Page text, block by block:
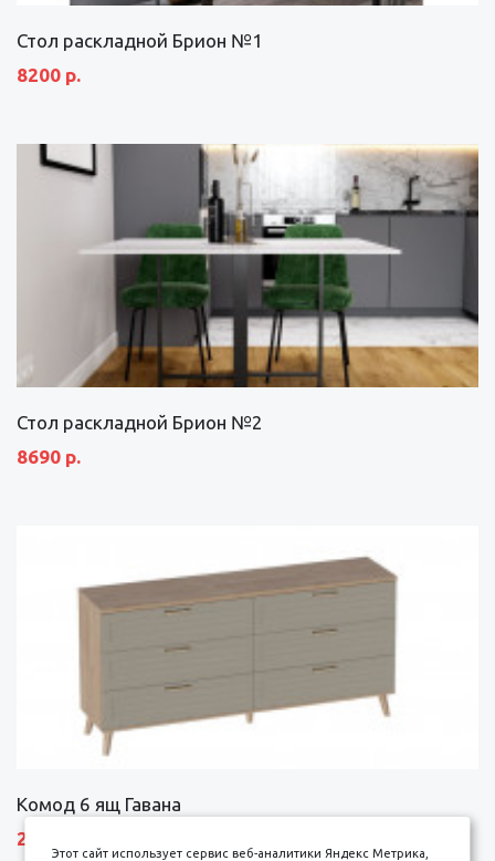
Стол раскладной Брион №1
8200 р.
Стол раскладной Брион №2
8690 р.
Комод 6 ящ Гавана
27690 р.
Этот сайт использует сервис веб-аналитики Яндекс Метрика,